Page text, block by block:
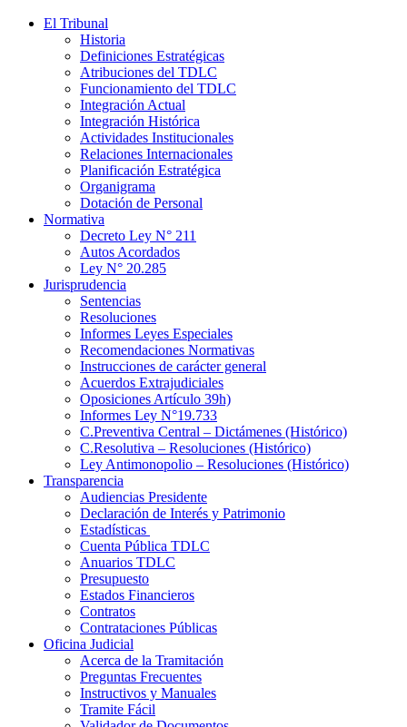
El Tribunal
Historia
Definiciones Estratégicas
Atribuciones del TDLC
Funcionamiento del TDLC
Integración Actual
Integración Histórica
Actividades Institucionales
Relaciones Internacionales
Planificación Estratégica
Organigrama
Dotación de Personal
Normativa
Decreto Ley N° 211
Autos Acordados
Ley N° 20.285
Jurisprudencia
Sentencias
Resoluciones
Informes Leyes Especiales
Recomendaciones Normativas
Instrucciones de carácter general
Acuerdos Extrajudiciales
Oposiciones Artículo 39h)
Informes Ley N°19.733
C.Preventiva Central – Dictámenes (Histórico)
C.Resolutiva – Resoluciones (Histórico)
Ley Antimonopolio – Resoluciones (Histórico)
Transparencia
Audiencias Presidente
Declaración de Interés y Patrimonio
Estadísticas
Cuenta Pública TDLC
Anuarios TDLC
Presupuesto
Estados Financieros
Contratos
Contrataciones Públicas
Oficina Judicial
Acerca de la Tramitación
Preguntas Frecuentes
Instructivos y Manuales
Tramite Fácil